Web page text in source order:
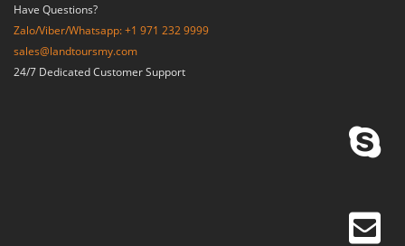
Have Questions?
Zalo/Viber/Whatsapp: +1 971 232 9999
sales@landtoursmy.com
24/7 Dedicated Customer Support